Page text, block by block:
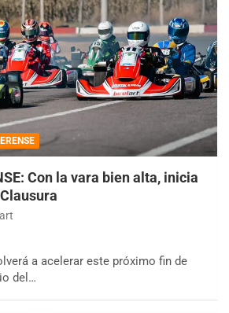
Con la vara bien alta, inicia
a acelerar este próximo fin de
del…